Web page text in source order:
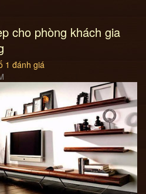
cho phòng khách gia
1 đánh giá